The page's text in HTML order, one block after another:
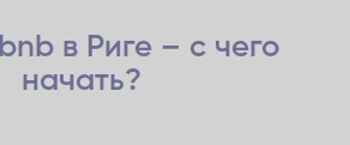
в Риге – с чего
начать?